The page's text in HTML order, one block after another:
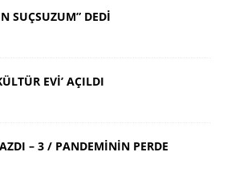
SUÇSUZUM” DEDİ
EVİ’ AÇILDI
– 3 / PANDEMİNİN PERDE